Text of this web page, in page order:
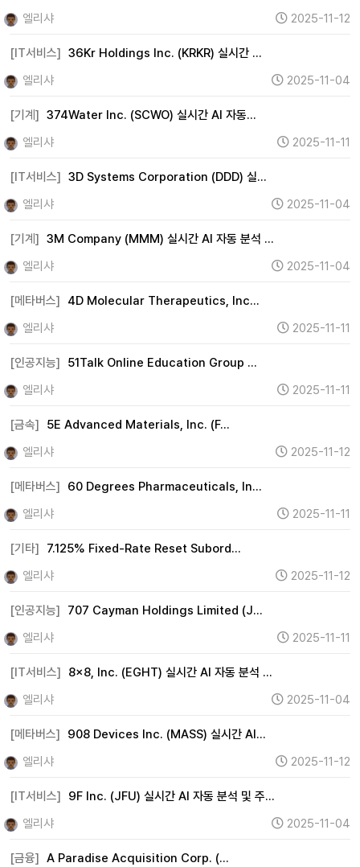
엘리샤
2025-11-12
[IT서비스] 36Kr Holdings Inc. (KRKR) 실시간 …
엘리샤
2025-11-04
[기계] 374Water Inc. (SCWO) 실시간 AI 자동…
엘리샤
2025-11-11
[IT서비스] 3D Systems Corporation (DDD) 실…
엘리샤
2025-11-04
[기계] 3M Company (MMM) 실시간 AI 자동 분석 …
엘리샤
2025-11-04
[메타버스]
4D Molecular Therapeutics, Inc…
엘리샤
2025-11-11
[인공지능]
51Talk Online Education Group …
엘리샤
2025-11-11
[금속]
5E Advanced Materials, Inc. (F…
엘리샤
2025-11-12
[메타버스]
60 Degrees Pharmaceuticals, In…
엘리샤
2025-11-11
[기타]
7.125% Fixed-Rate Reset Subord…
엘리샤
2025-11-12
[인공지능]
707 Cayman Holdings Limited (J…
엘리샤
2025-11-11
[IT서비스]
8x8, Inc. (EGHT) 실시간 AI 자동 분석 …
엘리샤
2025-11-04
[메타버스]
908 Devices Inc. (MASS) 실시간 AI…
엘리샤
2025-11-12
[IT서비스]
9F Inc. (JFU) 실시간 AI 자동 분석 및 주…
엘리샤
2025-11-04
[금융] A Paradise Acquisition Corp. (…